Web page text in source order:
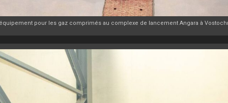
pour les gaz comprimés au complexe de lancement Angara à